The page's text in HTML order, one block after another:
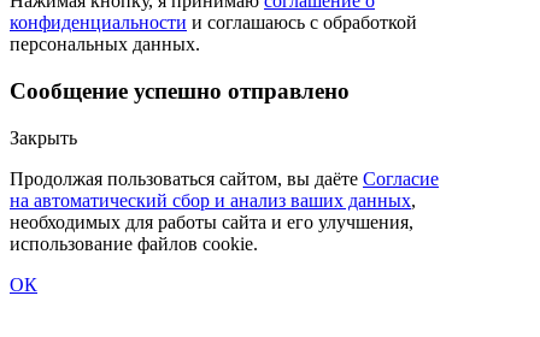
конфиденциальности и соглашаюсь с обработкой
персональных данных.
Сообщение успешно отправлено
Закрыть
Продолжая пользоваться сайтом, вы даёте Согласие
на автоматический сбор и анализ ваших данных,
необходимых для работы сайта и его улучшения,
использование файлов cookie.
ОК